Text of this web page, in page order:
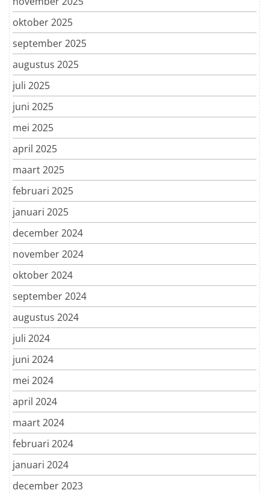
oktober 2025
september 2025
augustus 2025
juli 2025
juni 2025
mei 2025
april 2025
maart 2025
februari 2025
januari 2025
december 2024
november 2024
oktober 2024
september 2024
augustus 2024
juli 2024
juni 2024
mei 2024
april 2024
maart 2024
februari 2024
januari 2024
december 2023